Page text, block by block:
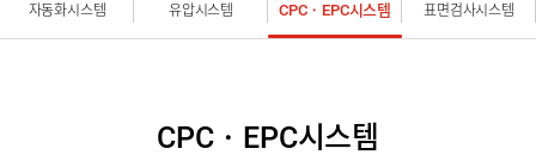
자동화시스템 유압시스템 CPC・EPC시스템 표면검사시스템
CPC・EPC시스템